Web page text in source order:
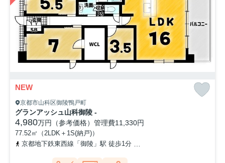
NEW
京都市山科区御陵鴨戸町
グランアッシュ山科御陵 -
4,980万円（参考価格） 管理費11,330円
77.52㎡（2LDK＋1S(納戸)）
京都地下鉄東西線「御陵」駅 徒歩1分